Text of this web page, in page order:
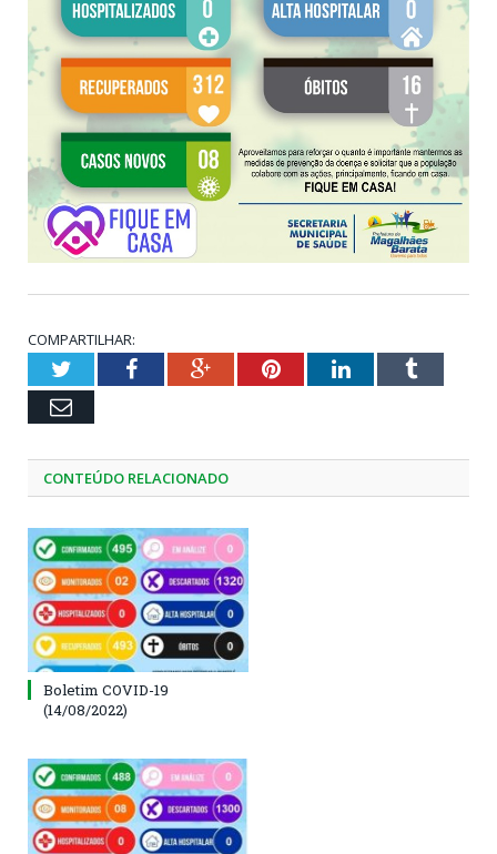
COMPARTILHAR:
TwitterFacebookGoogle+PinterestLinkedInTumblr
Email
CONTEÚDO RELACIONADO
Boletim COVID-19
(14/08/2022)